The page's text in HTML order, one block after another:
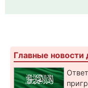
Главные новости